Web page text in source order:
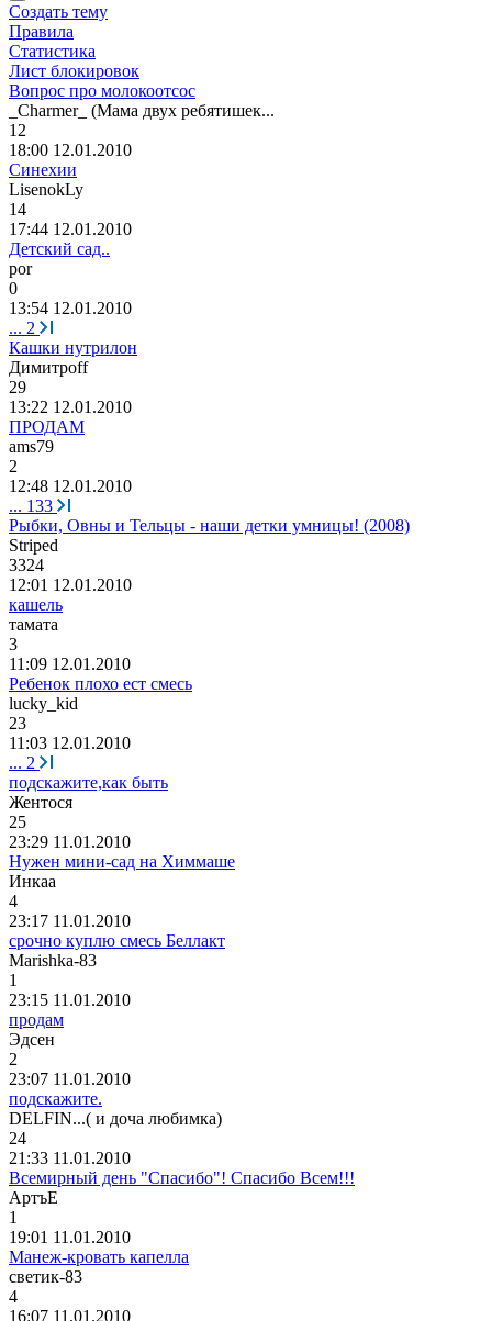
Создать тему
Правила
Статистика
Лист блокировок
Вопрос про молокоотсос
_Charmer_ (Мама двух ребятишек...
12
18:00 12.01.2010
Синехии
LisenokLy
14
17:44 12.01.2010
Детский сад..
por
0
13:54 12.01.2010
... 2
Кашки нутрилон
Димитроff
29
13:22 12.01.2010
ПРОДАМ
ams79
2
12:48 12.01.2010
... 133
Рыбки, Овны и Тельцы - наши детки умницы! (2008)
Striped
3324
12:01 12.01.2010
кашель
тамата
3
11:09 12.01.2010
Ребенок плохо ест смесь
lucky_kid
23
11:03 12.01.2010
... 2
подскажите,как быть
Жентося
25
23:29 11.01.2010
Нужен мини-сад на Химмаше
Инкаа
4
23:17 11.01.2010
срочно куплю смесь Беллакт
Marishka-83
1
23:15 11.01.2010
продам
Эдсен
2
23:07 11.01.2010
подскажите.
DELFIN...( и доча любимка)
24
21:33 11.01.2010
Всемирный день "Спасибо"! Спасибо Всем!!!
AртъE
1
19:01 11.01.2010
Манеж-кровать капелла
светик-83
4
16:07 11.01.2010